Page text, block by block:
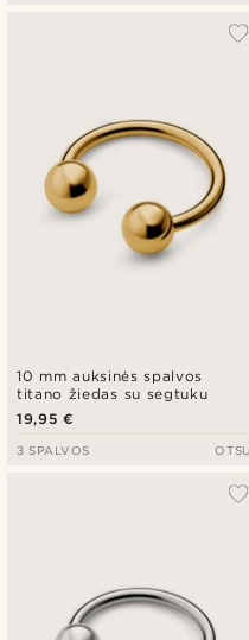
10 mm auksinės spalvos
titano žiedas su segtuku
19,95 €
3 SPALVOS OTSU